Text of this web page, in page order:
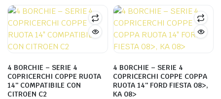
4 BORCHIE – SERIE 4
COPRICERCHI COPPE RUOTA
14″ COMPATIBILE CON
CITROEN C2
4 BORCHIE – SERIE 4
COPRICERCHI COPPE COPPA
RUOTA 14″ FORD FIESTA 08>,
KA 08>